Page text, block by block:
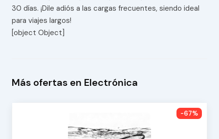
30 días. ¡Dile adiós a las cargas frecuentes, siendo ideal
para viajes largos!
[object Object]
Más ofertas en Electrónica
-67%